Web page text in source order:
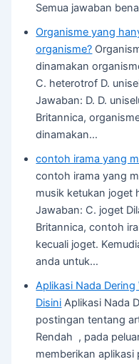
Semua jawaban
Organisme yang
organisme?
dinamakan
C. heterotrof D.
Jawaban: D. D.
Britannica,
dinamakan…
contoh irama yang
contoh irama yang
musik ketukan joget
Jawaban: C. joget
Britannica, contoh
kecuali joget.
anda untuk…
Aplikasi Nada
Disini Aplikasi Nada
postingan tentang
Rendah , pada
memberikan